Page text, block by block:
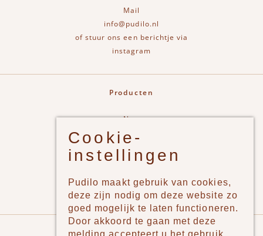
Mail
info@pudilo.nl
of stuur ons een berichtje via
instagram
Producten
New
Jongens
Meisjes
Merken
Pudilo
Cookie-
instellingen
Pudilo maakt gebruik van cookies,
deze zijn nodig om deze website zo
goed mogelijk te laten functioneren.
Door akkoord te gaan met deze
melding accepteert u het gebruik